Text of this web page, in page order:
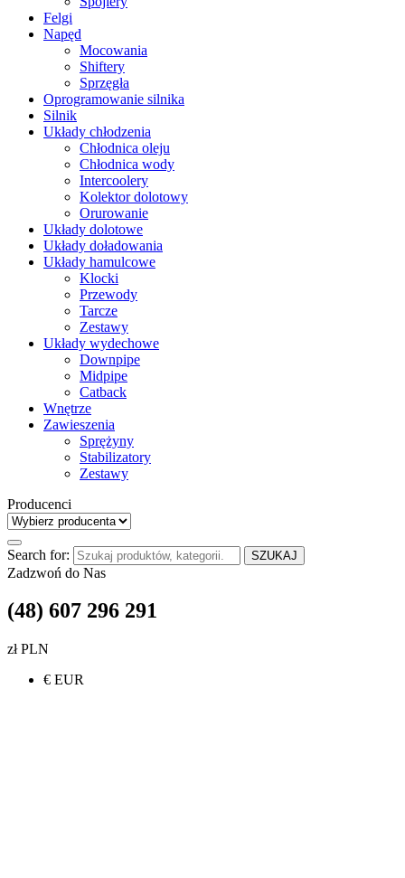
Felgi
Napęd
Mocowania
Shiftery
Sprzęgła
Oprogramowanie silnika
Silnik
Układy chłodzenia
Chłodnica oleju
Chłodnica wody
Intercoolery
Kolektor dolotowy
Orurowanie
Układy dolotowe
Układy doładowania
Układy hamulcowe
Klocki
Przewody
Tarcze
Zestawy
Układy wydechowe
Downpipe
Midpipe
Catback
Wnętrze
Zawieszenia
Sprężyny
Stabilizatory
Zestawy
Producenci
Search for: SZUKAJ
Zadzwoń do Nas
(48) 607 296 291
zł PLN
€ EUR